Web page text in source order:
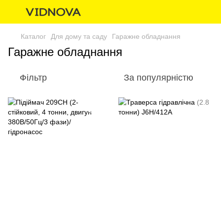
Каталог Для дому та саду Гаражне обладнання
Гаражне обладнання
Фільтр За популярністю